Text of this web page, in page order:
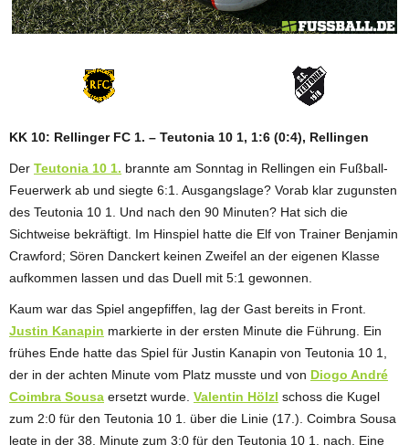
KK 10: Rellinger FC 1. – Teutonia 10 1, 1:6 (0:4), Rellingen
Der Teutonia 10 1. brannte am Sonntag in Rellingen ein Fußball-
Feuerwerk ab und siegte 6:1. Ausgangslage? Vorab klar zugunsten
des Teutonia 10 1. Und nach den 90 Minuten? Hat sich die
Sichtweise bekräftigt. Im Hinspiel hatte die Elf von Trainer Benjamin
Crawford; Sören Danckert keinen Zweifel an der eigenen Klasse
aufkommen lassen und das Duell mit 5:1 gewonnen.
Kaum war das Spiel angepfiffen, lag der Gast bereits in Front.
Justin Kanapin markierte in der ersten Minute die Führung. Ein
frühes Ende hatte das Spiel für Justin Kanapin von Teutonia 10 1,
der in der achten Minute vom Platz musste und von Diogo André
Coimbra Sousa ersetzt wurde. Valentin Hölzl schoss die Kugel
zum 2:0 für den Teutonia 10 1. über die Linie (17.). Coimbra Sousa
legte in der 38. Minute zum 3:0 für den Teutonia 10 1. nach. Eine